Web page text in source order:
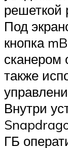
решеткой
Под
кнопка
сканером
также
Внутри
ГБ